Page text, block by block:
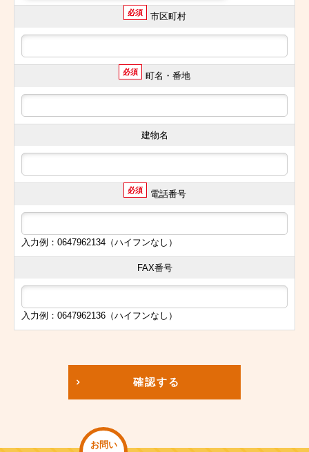
必須 市区町村
必須 町名・番地
建物名
必須 電話番号
入力例：0647962134（ハイフンなし）
FAX番号
入力例：0647962136（ハイフンなし）
確認する
お問い